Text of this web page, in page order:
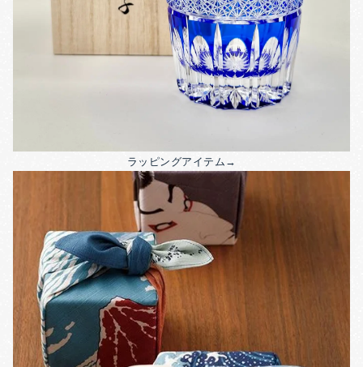
ラッピングアイテム→